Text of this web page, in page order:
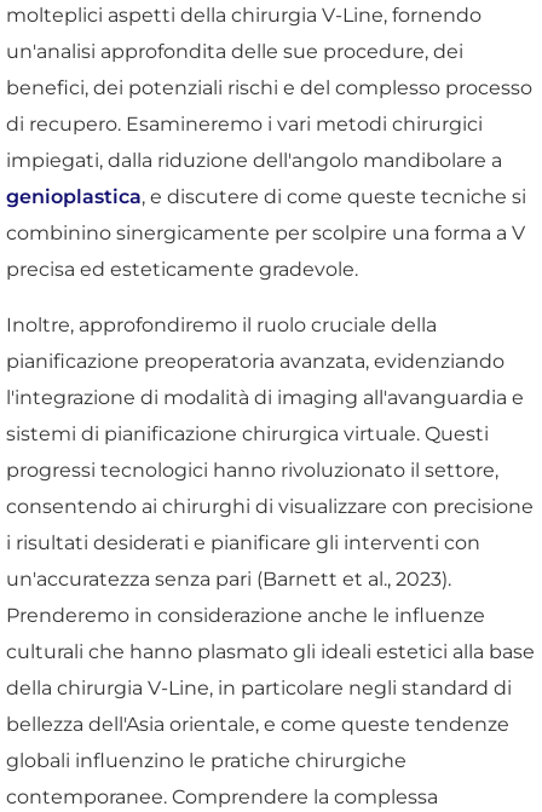
molteplici aspetti della chirurgia V-Line, fornendo
un'analisi approfondita delle sue procedure, dei
benefici, dei potenziali rischi e del complesso processo
di recupero. Esamineremo i vari metodi chirurgici
impiegati, dalla riduzione dell'angolo mandibolare a
genioplastica, e discutere di come queste tecniche si
combinino sinergicamente per scolpire una forma a V
precisa ed esteticamente gradevole.
Inoltre, approfondiremo il ruolo cruciale della
pianificazione preoperatoria avanzata, evidenziando
l'integrazione di modalità di imaging all'avanguardia e
sistemi di pianificazione chirurgica virtuale. Questi
progressi tecnologici hanno rivoluzionato il settore,
consentendo ai chirurghi di visualizzare con precisione
i risultati desiderati e pianificare gli interventi con
un'accuratezza senza pari (Barnett et al., 2023).
Prenderemo in considerazione anche le influenze
culturali che hanno plasmato gli ideali estetici alla base
della chirurgia V-Line, in particolare negli standard di
bellezza dell'Asia orientale, e come queste tendenze
globali influenzino le pratiche chirurgiche
contemporanee. Comprendere la complessa